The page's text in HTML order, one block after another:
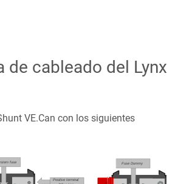
de cableado del Lynx
VE.Can con los siguientes